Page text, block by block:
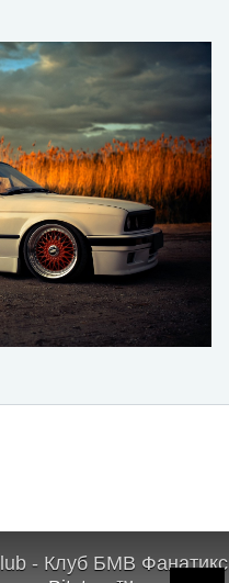
- Клуб БМВ Фанатикс